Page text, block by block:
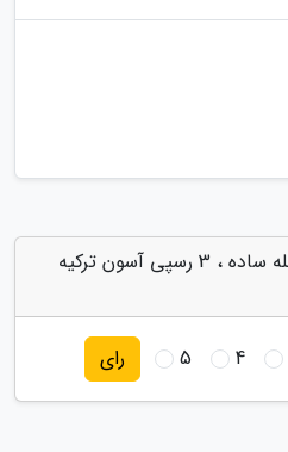
به "لوکوم پسته ای در 7 مرحله ساده ، 3 رسپی آسون ترکیه
4
5 رای